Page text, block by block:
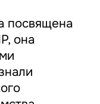
посвящена
она